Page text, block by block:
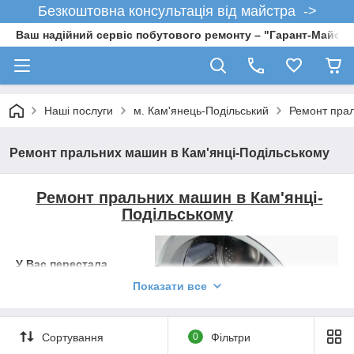
Безкоштовна консультація від майстра ->
Ваш надійний сервіс побутового ремонту – "Гарант-
Наші послуги м. Кам'янець-Подільський Ремонт
Ремонт пральних машин в Кам'янці-Подільському
Ремонт пральних машин в Кам'янці-
Подільському
У Вас перестала
Не проблема!!! Це
допоможуть Вам
виправити наші фахівці!
Показати все
Сортування 0 Фільтри